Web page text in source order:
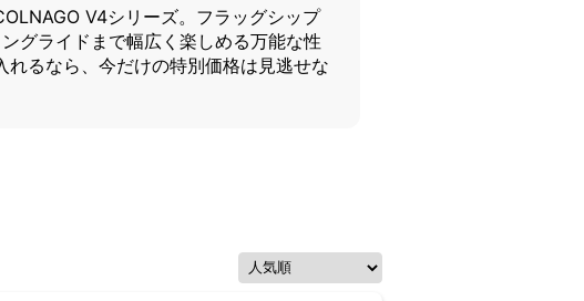
V4シリーズ。フラッグシップ
グライドまで幅広く楽しめる万能な性
るなら、今だけの特別価格は見逃せな